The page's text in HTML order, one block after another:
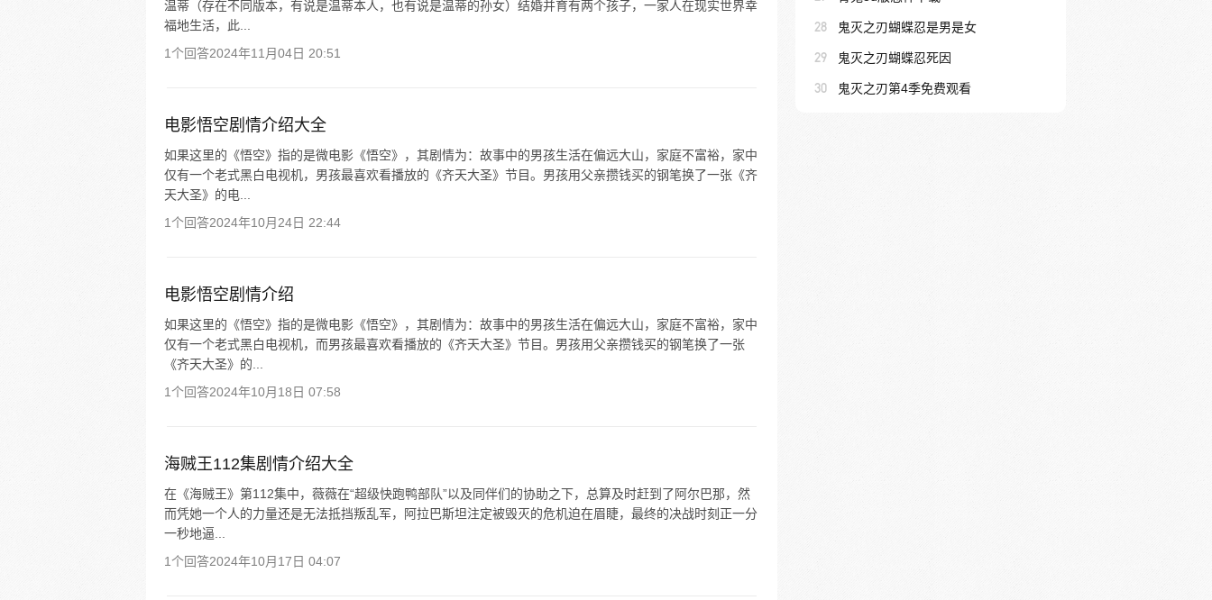
温蒂（存在不同版本，有说是温蒂本人，也有说是温蒂的孙女）结婚并育有两个孩子，一家人在现实世界幸
福地生活，此...
1个回答2024年11月04日 20:51
电影悟空剧情介绍大全
如果这里的《悟空》指的是微电影《悟空》，其剧情为：故事中的男孩生活在偏远大山，家庭不富裕，家中
仅有一个老式黑白电视机，男孩最喜欢看播放的《齐天大圣》节目。男孩用父亲攒钱买的钢笔换了一张《齐
天大圣》的电...
1个回答2024年10月24日 22:44
电影悟空剧情介绍
如果这里的《悟空》指的是微电影《悟空》，其剧情为：故事中的男孩生活在偏远大山，家庭不富裕，家中
仅有一个老式黑白电视机，而男孩最喜欢看播放的《齐天大圣》节目。男孩用父亲攒钱买的钢笔换了一张
《齐天大圣》的...
1个回答2024年10月18日 07:58
海贼王112集剧情介绍大全
在《海贼王》第112集中，薇薇在“超级快跑鸭部队”以及同伴们的协助之下，总算及时赶到了阿尔巴那，然
而凭她一个人的力量还是无法抵挡叛乱军，阿拉巴斯坦注定被毁灭的危机迫在眉睫，最终的决战时刻正一分
一秒地逼...
1个回答2024年10月17日 04:07
28 鬼灭之刃蝴蝶忍是男是女
29 鬼灭之刃蝴蝶忍死因
30 鬼灭之刃第4季免费观看